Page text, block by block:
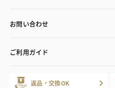
お問い合わせ
ご利用ガイド
返品・交換OK